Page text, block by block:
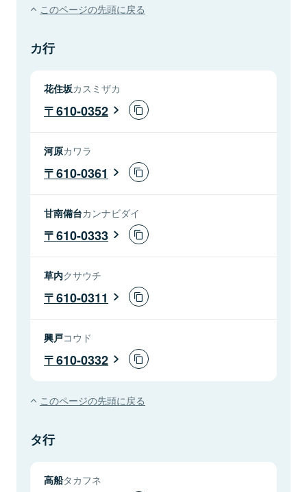
このページの先頭に戻る
カ行
花住坂カスミザカ
610-0352
河原カワラ
610-0361
甘南備台カンナビダイ
610-0333
草内クサウチ
610-0311
興戸コウド
610-0332
このページの先頭に戻る
タ行
高船タカフネ